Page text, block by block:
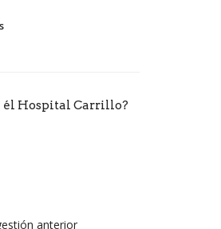
él Hospital Carrillo?
anterior